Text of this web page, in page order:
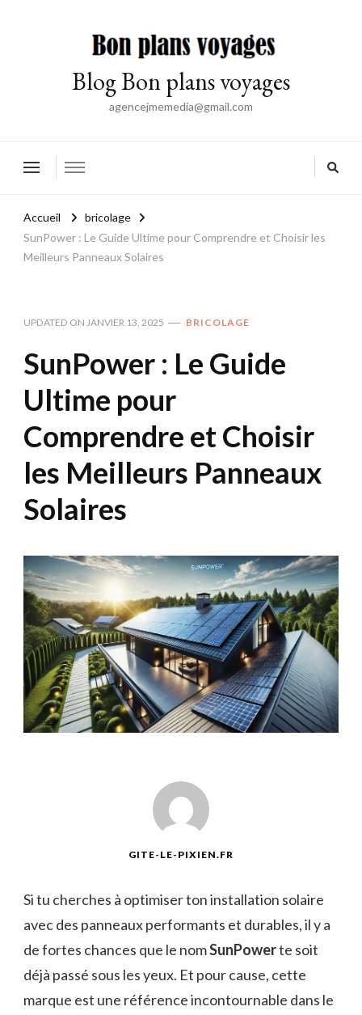
Blog Bon plans voyages
agencejmemedia@gmail.com
Accueil
bricolage
SunPower : Le Guide Ultime pour Comprendre et Choisir les
Meilleurs Panneaux Solaires
UPDATED ON JANVIER 13, 2025 BRICOLAGE
SunPower : Le Guide
Ultime pour
Comprendre et Choisir
les Meilleurs Panneaux
Solaires
GITE-LE-PIXIEN.FR
Si tu cherches à optimiser ton installation solaire
avec des panneaux performants et durables, il y a
de fortes chances que le nomSunPowerte soit
déjà passé sous les yeux. Et pour cause, cette
marque est une référence incontournable dans le